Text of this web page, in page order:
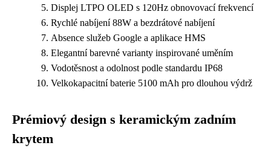
Displej LTPO OLED s 120Hz obnovovací frekvencí
Rychlé nabíjení 88W a bezdrátové nabíjení
Absence služeb Google a aplikace HMS
Elegantní barevné varianty inspirované uměním
Vodotěsnost a odolnost podle standardu IP68
Velkokapacitní baterie 5100 mAh pro dlouhou výdrž
Prémiový design s keramickým zadním
krytem